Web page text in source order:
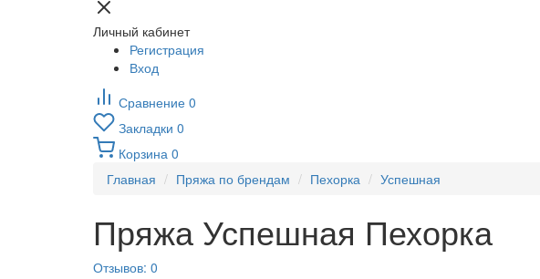
Личный кабинет
Регистрация
Вход
Сравнение 0
Закладки 0
Корзина 0
Главная
Пряжа по брендам Пехорка Успешная
Пряжа Успешная Пехорка
Отзывов: 0